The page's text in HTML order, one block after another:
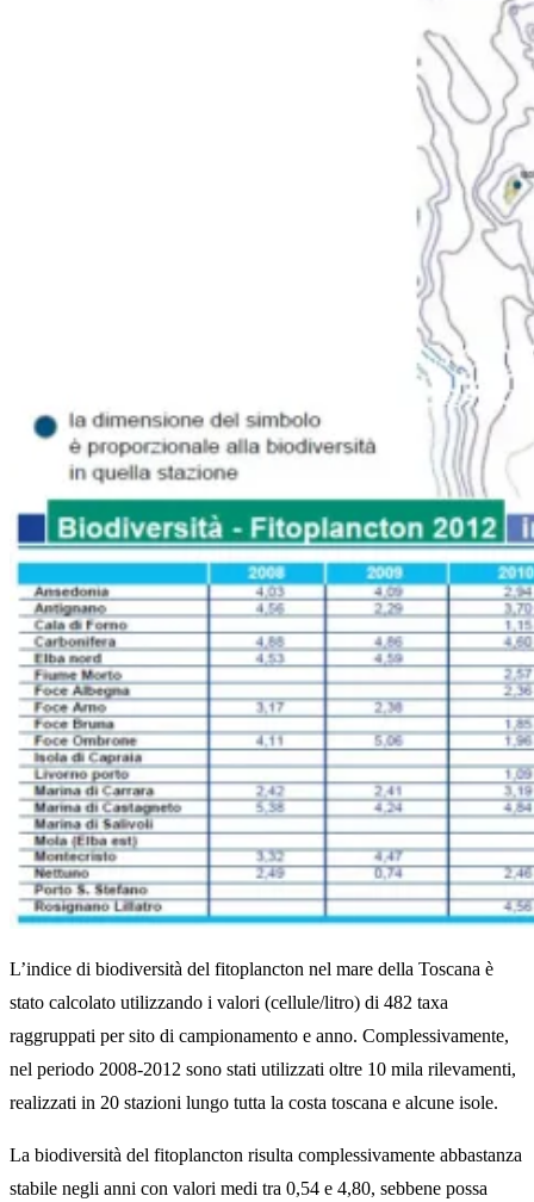
L’indice di biodiversità del fitoplancton nel mare della Toscana è
stato calcolato utilizzando i valori (cellule/litro) di 482 taxa
raggruppati per sito di campionamento e anno. Complessivamente,
nel periodo 2008-2012 sono stati utilizzati oltre 10 mila rilevamenti,
realizzati in 20 stazioni lungo tutta la costa toscana e alcune isole.
La biodiversità del fitoplancton risulta complessivamente abbastanza
stabile negli anni con valori medi tra 0,54 e 4,80, sebbene possa